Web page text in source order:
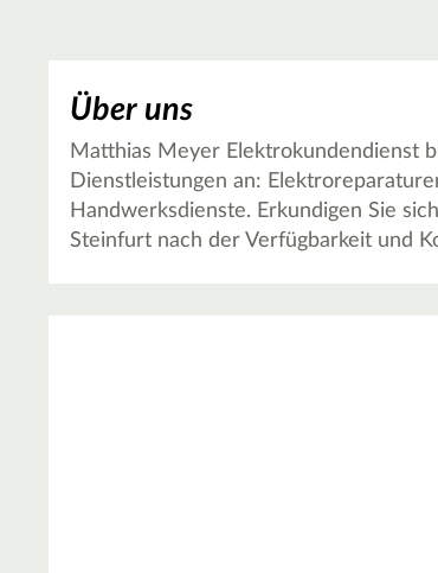
Über uns
Matthias Meyer Elektrokundendienst
Dienstleistungen an:
Handwerksdienste. Erkundigen Sie
Steinfurt nach der Verfügbarkeit und